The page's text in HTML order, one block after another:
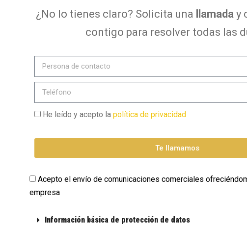
¿No lo tienes claro? Solicita una llamada y
contigo para resolver todas las
He leído y acepto lapolítica de privacidad
Te llamamos
Acepto el envío de comunicaciones comerciales
empresa
Información básica de protección de datos